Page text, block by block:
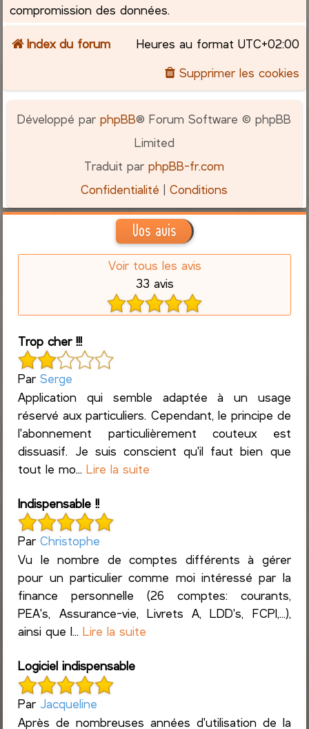
compromission des données.
Index du forum Heures au format UTC+02:00
Supprimer les cookies
Développé parphpBB® Forum Software © phpBB
Limited
Traduit parphpBB-fr.com
Confidentialité |Conditions
Vos avis
Voir tous les avis
33 avis
Trop cher !!!
ParSerge
Application qui semble adaptée à un usage
réservé aux particuliers. Cependant, le principe de
l'abonnement particulièrement couteux est
dissuasif. Je suis conscient qu'il faut bien que
tout le mo...Lire la suite
Indispensable !!
ParChristophe
Vu le nombre de comptes différents à gérer
pour un particulier comme moi intéressé par la
finance personnelle (26 comptes: courants,
PEA's, Assurance-vie, Livrets A, LDD's, FCPI,...),
ainsi que l...Lire la suite
Logiciel indispensable
Par Jacqueline
Après de nombreuses années d'utilisation de la